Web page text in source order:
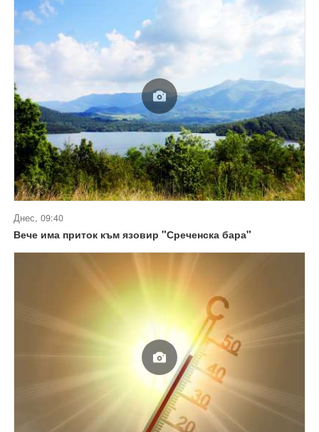
Днес, 09:40
Вече има приток към язовир "Среченска бара"